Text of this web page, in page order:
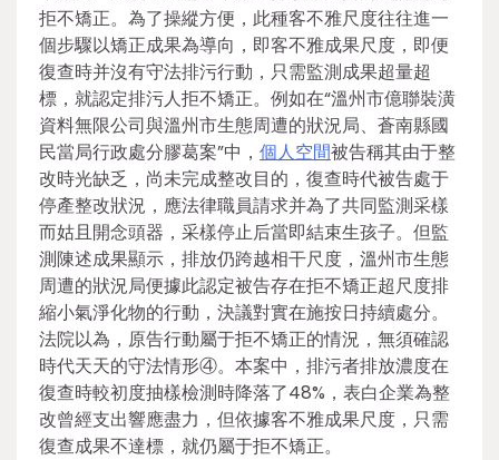
拒不矯正。為了操縱方便，此種客不雅尺度往往進一
個步驟以矯正成果為導向，即客不雅成果尺度，即便
復查時并沒有守法排污行動，只需監測成果超量超
標，就認定排污人拒不矯正。例如在“溫州市億聯裝潢
資料無限公司與溫州市生態周遭的狀況局、蒼南縣國
民當局行政處分膠葛案”中， 個人空間被告稱其由于整
改時光缺乏，尚未完成整改目的，復查時代被告處于
停產整改狀況，應法律職員請求并為了共同監測采樣
而姑且開念頭器，采樣停止后當即結束生孩子。但監
測陳述成果顯示，排放仍跨越相干尺度，溫州市生態
周遭的狀況局便據此認定被告存在拒不矯正超尺度排
縮小氣淨化物的行動，決議對實在施按日持續處分。
法院以為，原告行動屬于拒不矯正的情況，無須確認
時代天天的守法情形④。本案中，排污者排放濃度在
復查時較初度抽樣檢測時降落了48%，表白企業為整
改曾經支出響應盡力，但依據客不雅成果尺度，只需
復查成果不達標，就仍屬于拒不矯正。